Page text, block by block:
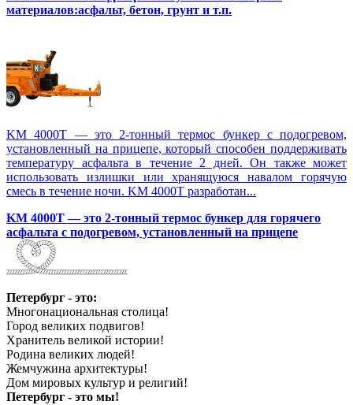
материалов:асфальт, бетон, грунт и т.п.
KM 4000T — это 2-тонный термос бункер с подогревом,
установленный на прицепе, который способен поддерживать
температуру асфальта в течение 2 дней. Он также может
использовать излишки или хранящуюся навалом горячую
смесь в течение ночи. KM 4000T разработан...
KM 4000T — это 2-тонный термос бункер для горячего
асфальта с подогревом, установленный на прицепе
Петербург - это:
Многонациональная столица!
Город великих подвигов!
Хранитель великой истории!
Родина великих людей!
Жемчужина архитектуры!
Дом мировых культур и религий!
Петербург - это мы!